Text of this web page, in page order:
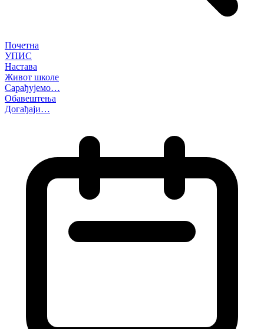
Почетна
УПИС
Настава
Живот школе
Сарађујемо…
Обавештења
Догађаји…